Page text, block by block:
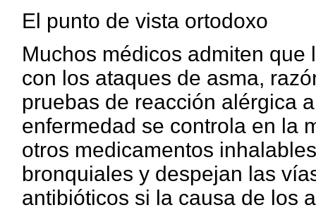
El punto de vista ortodoxo
Muchos médicos admiten
con los ataques de asma,
pruebas de reacción alérgica
enfermedad se controla en la
otros medicamentos
bronquiales y despejan las
antibióticos si la causa de los